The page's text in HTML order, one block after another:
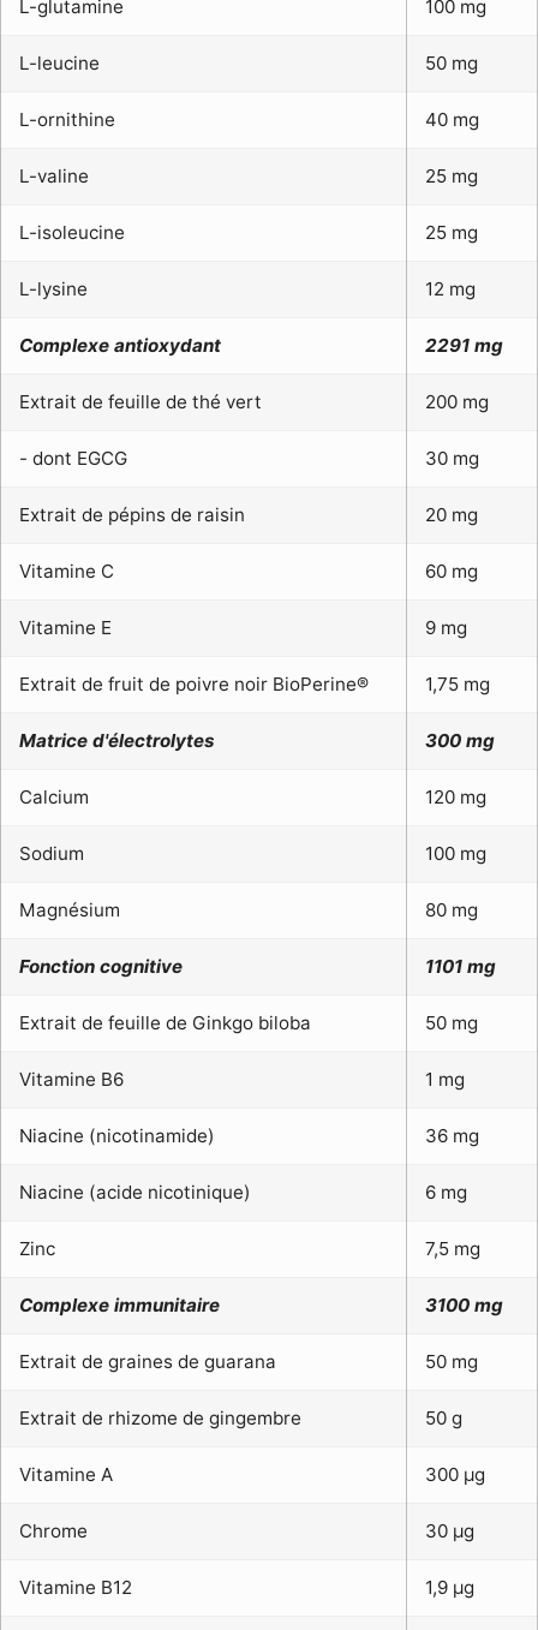
L-glutamine 100 mg
L-leucine 50 mg
L-ornithine 40 mg
L-valine 25 mg
L-isoleucine 25 mg
L-lysine 12 mg
Complexe antioxydant 2291 mg
Extrait de feuille de thé vert 200 mg
- dont EGCG 30 mg
Extrait de pépins de raisin 20 mg
Vitamine C 60 mg
Vitamine E 9 mg
Extrait de fruit de poivre noir BioPerine® 1,75 mg
Matrice d'électrolytes 300 mg
Calcium 120 mg
Sodium 100 mg
Magnésium 80 mg
Fonction cognitive 1101 mg
Extrait de feuille de Ginkgo biloba 50 mg
Vitamine B6 1 mg
Niacine (nicotinamide) 36 mg
Niacine (acide nicotinique) 6 mg
Zinc 7,5 mg
Complexe immunitaire 3100 mg
Extrait de graines de guarana 50 mg
Extrait de rhizome de gingembre 50 g
Vitamine A 300 μg
Chrome 30 μg
Vitamine B12 1,9 μg